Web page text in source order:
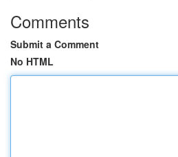
Comments
Submit a Comment
No HTML